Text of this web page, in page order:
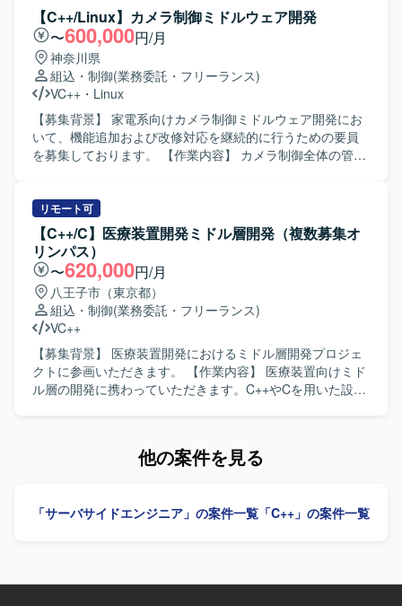
を担当していただきます。 【求める人物像】 仕様や要件を
踏まえて主体的に設計・実装・テストまで推進していただ
ける方を求めております。 【ポジションの魅力】 要件定義
からテストまで、上流から下流まで一貫して携わることが
でき、デスクトップアプリケーション開発の経験を幅広く
積むことができます。 【開発環境】 Windows環境でC++お
よびC#を用いたデスクトップアプリケーション開発となり
ます。WPFを用いた画面開発も行っていただきます。
【C++/Linux】カメラ制御ミドルウェア開発
〜600,000円/月
神奈川県
組込・制御(業務委託・フリーランス)
VC++ ・ Linux
【募集背景】 家電系向けカメラ制御ミドルウェア開発にお
いて、機能追加および改修対応を継続的に行うための要員
を募集しております。 【作業内容】 カメラ制御全体の管
ンズ制御、露出制御、認識など）と密に連携し、1フレーム
の画像データを整えていくための信号整理をマイクロ秒単
位で実施いたします。完全な新規開発ではなく、既存のベ
ースソフトに対して機能追加や修正を行っていただきま
す。基本設計、詳細設計、プログラミング、結合テスト、
総合テストまで一貫してご対応いただきます。 【求める人
物像】 能動的に作業を進めることができ、長期的に継続し
て取り組んでいただける方を求めております。日本語で技
術的なコミュニケーションが円滑に行え、仕様書を正確に
理解できる方を歓迎いたします。 【ポジションの魅力】 カ
メラ制御におけるコアとなるミドルウェア開発に携わるこ
アルタイム制御に関する知見を深めていただけます。 【開
リモート可
【C++/C】医療装置開発ミドル層開発（複数募集オ
リンパス）
〜620,000円/月
八王子市（東京都）
組込・制御(業務委託・フリーランス)
VC++
【募集背景】 医療装置開発におけるミドル層開発プロジェ
クトに参画いただきます。 【作業内容】 医療装置向けミド
ル層の開発に携わっていただきます。C++やCを用いた設計
いた設計やドキュメント作成にも取り組んでいただきま
整を行いつつ推進していける方を求めています。オブジェ
発の上流から試験まで一貫して携わることができます。
他の案件を見る
「サーバサイドエンジニア」の案件一覧 「C++」の案件一覧